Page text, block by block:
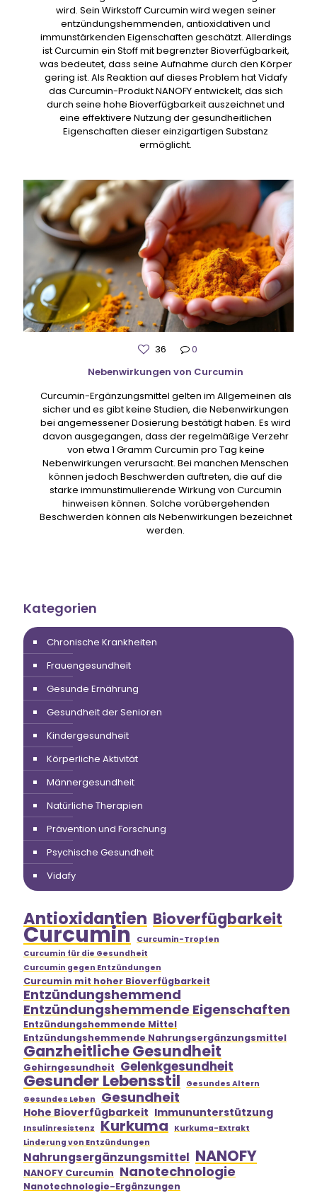
wird. Sein Wirkstoff Curcumin wird wegen seiner
entzündungshemmenden, antioxidativen und
immunstärkenden Eigenschaften geschätzt. Allerdings
ist Curcumin ein Stoff mit begrenzter Bioverfügbarkeit,
was bedeutet, dass seine Aufnahme durch den Körper
gering ist. Als Reaktion auf dieses Problem hat Vidafy
das Curcumin-Produkt NANOFY entwickelt, das sich
durch seine hohe Bioverfügbarkeit auszeichnet und
eine effektivere Nutzung der gesundheitlichen
Eigenschaften dieser einzigartigen Substanz
ermöglicht.
36
0
Nebenwirkungen von Curcumin
Curcumin-Ergänzungsmittel gelten im Allgemeinen als
sicher und es gibt keine Studien, die Nebenwirkungen
bei angemessener Dosierung bestätigt haben. Es wird
davon ausgegangen, dass der regelmäßige Verzehr
von etwa 1 Gramm Curcumin pro Tag keine
Nebenwirkungen verursacht. Bei manchen Menschen
können jedoch Beschwerden auftreten, die auf die
starke immunstimulierende Wirkung von Curcumin
hinweisen können. Solche vorübergehenden
Beschwerden können als Nebenwirkungen bezeichnet
werden.
Kategorien
Chronische Krankheiten
Frauengesundheit
Gesunde Ernährung
Gesundheit der Senioren
Kindergesundheit
Körperliche Aktivität
Männergesundheit
Natürliche Therapien
Prävention und Forschung
Psychische Gesundheit
Vidafy
Antioxidantien Bioverfügbarkeit
Curcumin Curcumin-Tropfen
Curcumin für die Gesundheit
Curcumin gegen Entzündungen
Curcumin mit hoher Bioverfügbarkeit
Entzündungshemmend
Entzündungshemmende Eigenschaften
Entzündungshemmende Mittel
Entzündungshemmende Nahrungsergänzungsmittel
Ganzheitliche Gesundheit
Gehirngesundheit Gelenkgesundheit
Gesunder Lebensstil
Gesundes Altern
Gesundes Leben
Gesundheit
Hohe Bioverfügbarkeit Immununterstützung
Insulinresistenz Kurkuma
Kurkuma-Extrakt
Linderung von Entzündungen
Nahrungsergänzungsmittel NANOFY
NANOFY Curcumin Nanotechnologie
Nanotechnologie-Ergänzungen